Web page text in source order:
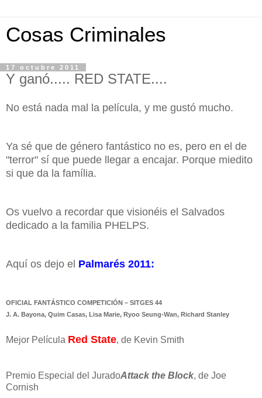
Cosas Criminales
17 octubre 2011
Y ganó..... RED STATE....
No está nada mal la película, y me gustó mucho.
Ya sé que de género fantástico no es, pero en el de
"terror" sí que puede llegar a encajar. Porque miedito
si que da la família.
Os vuelvo a recordar que visionéis el Salvados
dedicado a la familia PHELPS.
Aquí os dejo el Palmarés 2011:
OFICIAL FANTÁSTICO COMPETICIÓN – SITGES 44
J. A. Bayona, Quim Casas, Lisa Marie, Ryoo Seung-Wan, Richard Stanley
Mejor Película Red State, de Kevin Smith
Premio Especial del JuradoAttack the Block, de Joe
Cornish